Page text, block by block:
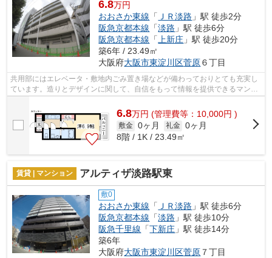
6.8万円
おおさか東線 「 ＪＲ淡路 」駅 徒歩2分
阪急京都本線 「淡路 」駅 徒歩6分
阪急京都本線 「 上新庄 」駅 徒歩20分
築6年 / 23.49㎡
大阪府大阪市東淀川区菅原６丁目
共用部にはエレベータ・敷地内ごみ置き場などが備わっておりとても充実し
ています。造りとデザインに関して、自信をもって情報を提供できるマンシ
ョンです。通風システムが整った換気...
6.8万円 (管理費等：10,000円 )
敷金 0ヶ月 礼金 0ヶ月
8階 / 1K / 23.49㎡
賃貸 | マンション アルティザ淡路駅東
敷0
おおさか東線 「 ＪＲ淡路 」駅 徒歩6分
阪急京都本線 「淡路 」駅 徒歩10分
阪急千里線 「下新庄 」駅 徒歩14分
築6年
大阪府大阪市東淀川区菅原 ７丁目